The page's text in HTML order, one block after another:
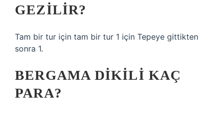
GEZILIR?
Tam bir tur için tam bir tur 1 için Tepeye gittikten
sonra 1.
BERGAMA DIKILI KAÇ
PARA?